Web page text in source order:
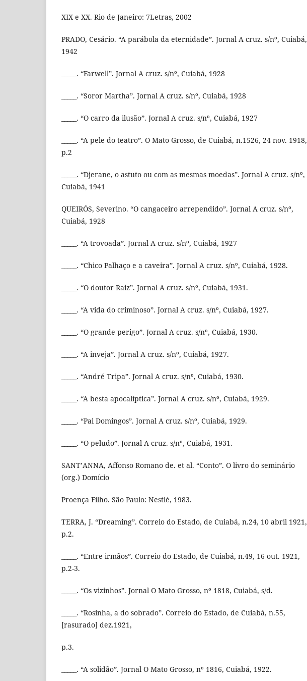
XIX e XX. Rio de Janeiro: 7Letras, 2002
PRADO, Cesário. “A parábola da eternidade”. Jornal A cruz. s/nº, Cuiabá,
1942
_____. “Farwell”. Jornal A cruz. s/nº, Cuiabá, 1928
_____. “Soror Martha”. Jornal A cruz. s/nº, Cuiabá, 1928
_____. “O carro da ilusão”. Jornal A cruz. s/nº, Cuiabá, 1927
_____. “A pele do teatro”. O Mato Grosso, de Cuiabá, n.1526, 24 nov. 1918,
p.2
_____. “Djerane, o astuto ou com as mesmas moedas”. Jornal A cruz. s/nº,
Cuiabá, 1941
QUEIRÓS, Severino. “O cangaceiro arrependido”. Jornal A cruz. s/nº,
Cuiabá, 1928
_____. “A trovoada”. Jornal A cruz. s/nº, Cuiabá, 1927
_____. “Chico Palhaço e a caveira”. Jornal A cruz. s/nº, Cuiabá, 1928.
_____. “O doutor Raiz”. Jornal A cruz. s/nº, Cuiabá, 1931.
_____. “A vida do criminoso”. Jornal A cruz. s/nº, Cuiabá, 1927.
_____. “O grande perigo”. Jornal A cruz. s/nº, Cuiabá, 1930.
_____. “A inveja”. Jornal A cruz. s/nº, Cuiabá, 1927.
_____. “André Tripa”. Jornal A cruz. s/nº, Cuiabá, 1930.
_____. “A besta apocalíptica”. Jornal A cruz. s/nº, Cuiabá, 1929.
_____. “Pai Domingos”. Jornal A cruz. s/nº, Cuiabá, 1929.
_____. “O peludo”. Jornal A cruz. s/nº, Cuiabá, 1931.
SANT’ANNA, Affonso Romano de. et al. “Conto”. O livro do seminário
(org.) Domício
Proença Filho. São Paulo: Nestlé, 1983.
TERRA, J. “Dreaming”. Correio do Estado, de Cuiabá, n.24, 10 abril 1921,
p.2.
_____. “Entre irmãos”. Correio do Estado, de Cuiabá, n.49, 16 out. 1921,
p.2-3.
_____. “Os vizinhos”. Jornal O Mato Grosso, nº 1818, Cuiabá, s/d.
_____. “Rosinha, a do sobrado”. Correio do Estado, de Cuiabá, n.55,
[rasurado] dez.1921,
p.3.
_____. “A solidão”. Jornal O Mato Grosso, nº 1816, Cuiabá, 1922.